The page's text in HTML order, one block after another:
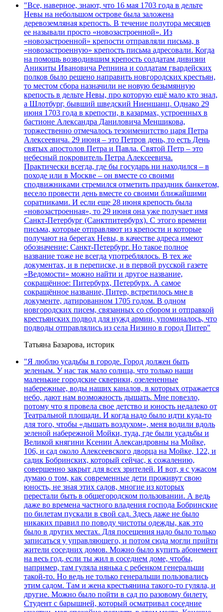
"Все, наверное, знают, что 16 мая 1703 года в дельте
Невы на небольшом острове была заложена
деревоземляная крепость. В течение полутора месяцев
ее называли просто «новозастроенной». Из
«новозастроенной» крепости отправляли письма, в
«новозастроенную» крепость письма адресовали. Когда
на помощь возводившим крепость солдатам дивизии
Аникиты Ивановича Репнина и солдатам гвардейских
полков было решено направить новгородских крестьян,
то местом сбора назначили не новую безымянную
крепость в дельте Невы, про которую ещё мало кто знал,
а Шлотбург, бывший шведский Ниеншанц. Однако 29
июня 1703 года в крепости, в казармах, устроенных в
бастионе Александра Даниловича Меншикова,
торжественно отмечалось тезоименитство царя Петра
Алексеевича. 29 июня – это Петров день, то есть День
святых апостолов Петра и Павла. Святой Петр – это
небесный покровитель Петра Алексеевича.
Практически всегда, где бы государь ни находился – в
походе или в Москве – он вместе со своими
сподвижниками стремился отметить праздник банкетом,
весело провести день вместе со своими ближайшими
соратниками. И если еще 28 июня крепость была
«новозастроенная», то 29 июня она уже получает имя
Санкт-Петербург (Санктпитербурх). С этого времени
письма, которые отправляют из крепости и которые
получают на берегах Невы, в качестве адреса имеют
обозначение: Санкт-Петербург. Но такое полное
название тоже не всегда употреблялось. В тех же
документах, и в переписке, и в первой русской газете
«Ведомости» можно найти и другое название,
сокращённое: Питербурх, Петербурх. А самое
сокращённое название, Питер, встретилось мне в
документе, датированном 1705 годом. В одном
новгородских писем, связанных со сбором и отправкой
крестьянских подвод для нужд армии, упоминалось, что
подводы отправлялись из села Низино в город Питер"
Татьяна Базарова, историк
"Я люблю усадьбы в городе. Город должен быть
зеленым. У нас так мало солнца, что только наши
маленькие городские скверики, озелененные
набережные, воды наших каналов, в которых отражается
небо, дают нам возможность дышать. Мне повезло,
потому что я провела свое детство и юность недалеко от
Театральной площади. И когда надо было идти куда-то
для того, чтобы «дышать воздухом», меня водили вдоль
зеленой набережной Мойки, туда, где были усадьбы и
Великой княгини Ксении Александровны на Мойке,
106, и сад около Алексеевского дворца на Мойке, 122, и
садик Бобринских, который сейчас, к сожалению,
совершенно закрыт для всех зрителей. И вот, я с ужасом
думаю о том, как современные дети проживут свою
юность, не зная этих садов, многие из которых
перестали быть в общегородском пользовании. А ведь
даже во времена частного владения господа Бобринские
по билетам пускали в свой сад. Здесь даже не было
никаких правил по поводу чистоты одежды, как это
было в других местах. Для посещения надо было только
записаться у управляющего, и потом сюда могли прийти
жители соседних домов. Можно было купить абонемент
на весь год, если ты жил в соседнем доме, чтобы,
например, там гуляла нянька с ребенком генеральши
такой-то. Но ведь не только генеральши пользовались
этим садом. Там и жена крестьянина такого-то гуляла, и
другие. Можно было пойти в сад по разовому билету.
Студент с барышней, который осматривал соседние